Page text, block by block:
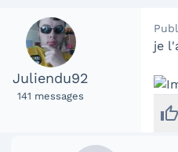
Juliendu92
141 messages
je
thumb_up